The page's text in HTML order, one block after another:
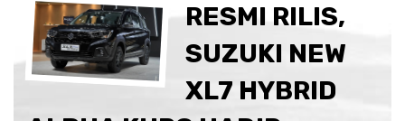
RESMI RILIS,
SUZUKI NEW
XL7 HYBRID